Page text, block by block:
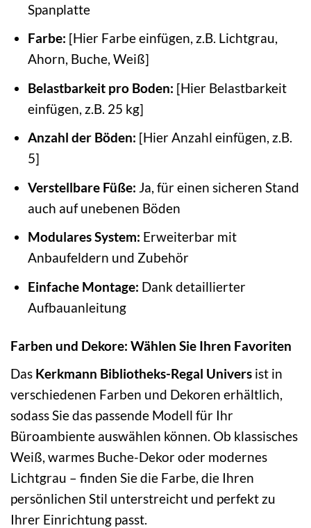
Spanplatte
Farbe: [Hier Farbe einfügen, z.B. Lichtgrau,
Ahorn, Buche, Weiß]
Belastbarkeit pro Boden: [Hier Belastbarkeit
einfügen, z.B. 25 kg]
Anzahl der Böden: [Hier Anzahl einfügen, z.B.
5]
Verstellbare Füße: Ja, für einen sicheren Stand
auch auf unebenen Böden
Modulares System: Erweiterbar mit
Anbaufeldern und Zubehör
Einfache Montage: Dank detaillierter
Aufbauanleitung
Farben und Dekore: Wählen Sie Ihren Favoriten
Das Kerkmann Bibliotheks-Regal Univers ist in
verschiedenen Farben und Dekoren erhältlich,
sodass Sie das passende Modell für Ihr
Büroambiente auswählen können. Ob klassisches
Weiß, warmes Buche-Dekor oder modernes
Lichtgrau – finden Sie die Farbe, die Ihren
persönlichen Stil unterstreicht und perfekt zu
Ihrer Einrichtung passt.